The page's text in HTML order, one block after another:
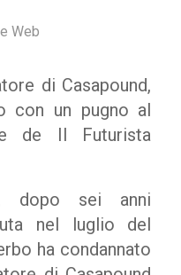
Web
di Casapound,
con un pugno al
de Il Futurista
dopo sei anni
nel luglio del
ha condannato